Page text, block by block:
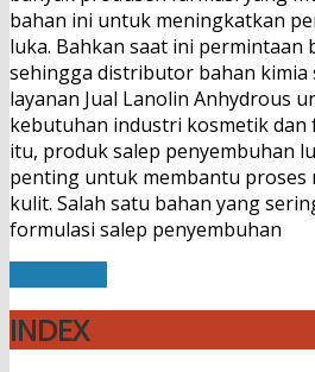
bahan ini untuk meningkatkan
luka. Bahkan saat ini permintaan
sehingga distributor bahan kimia
layanan Jual Lanolin Anhydrous
kebutuhan industri kosmetik dan
itu, produk salep penyembuhan
penting untuk membantu proses
kulit. Salah satu bahan yang
formulasi salep penyembuhan
INDEX